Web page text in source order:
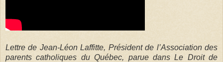
Lettre de Jean-Léon Laffitte, Président de l’Association des
parents catholiques du Québec, parue dans Le Droit de